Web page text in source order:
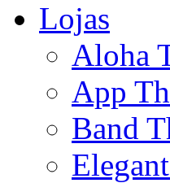
Lojas
Aloha
App
Band